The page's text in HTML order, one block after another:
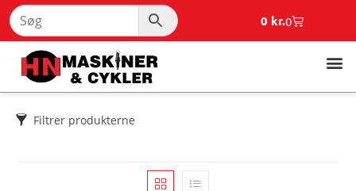
0 kr.0
Filtrer produkterne